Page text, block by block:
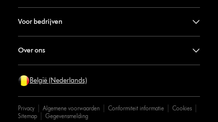
Voor bedrijven
Over ons
België (Nederlands)
Privacy Algemene voorwaarden Conformiteit informatie
Cookies
Sitemap
Gegevensmelding